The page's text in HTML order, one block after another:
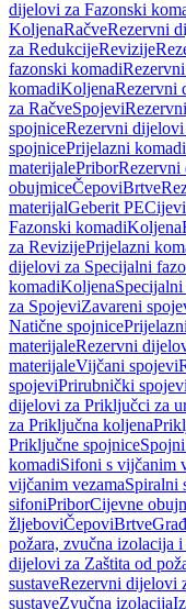
dijelovi za Fazonski
KoljenaRačveRezervni
za RedukcijeRevizije
fazonski komadi
komadiKoljenaRezervni
za RačveSpojevi
spojniceRezervni
spojnicePrijelazni
materijalePriborRezervni
obujmiceČepoviBrtve
materijalGeberit PECijevi
Fazonski komadiKoljena
za RevizijePrijelazni
dijelovi za Specijalni
komadiKoljena
za SpojeviZavareni
Natične spojnice
materijaleRezervni
materijaleVijčani spojevi
spojeviPrirubnički spojevi
dijelovi za Priključci za
za Priključna koljena
Priključne spojnice
komadiSifoni s vijčanim
vijčanim vezamaSpiralni
sifoniPriborCijevne
žljeboviČepoviBrtve
požara, zvučna izolacija
dijelovi za Zaštita od
sustaveRezervni dijelovi
sustaveZvučna izolacija